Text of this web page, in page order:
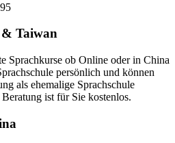
Taiwan
Sprachkurse ob Online oder in China
persönlich und können
als ehemalige Sprachschule
ist für Sie kostenlos.